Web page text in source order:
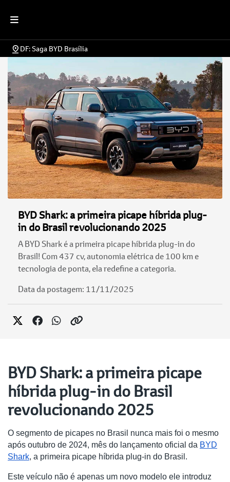
DF: Saga BYD Brasília
BYD Shark: a primeira picape híbrida plug-
in do Brasil revolucionando 2025
A BYD Shark é a primeira picape híbrida plug-in do
Brasil! Com 437 cv, autonomia elétrica de 100 km e
tecnologia de ponta, ela redefine a categoria.
Data da postagem: 11/11/2025
BYD Shark: a primeira picape
híbrida plug-in do Brasil
revolucionando 2025
O segmento de picapes no Brasil nunca mais foi o mesmo
após outubro de 2024, mês do lançamento oficial da BYD
Shark, a primeira picape híbrida plug-in do Brasil.
Este veículo não é apenas um novo modelo ele introduz